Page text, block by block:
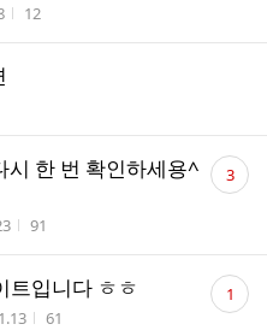
조회수
12
시 한 번 확인하세용^
조회수
91
댓
글 3
트입니다 ㅎㅎ
간 조회수
61
댓
글 1